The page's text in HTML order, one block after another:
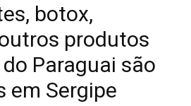
botox,
produtos
Paraguai são
em Sergipe